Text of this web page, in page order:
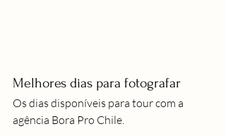
Melhores dias para fotografar
Os dias disponíveis para tour com a
agência Bora Pro Chile.